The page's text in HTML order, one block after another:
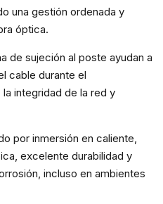
una gestión ordenada y
óptica.
de sujeción al poste ayudan a
cable durante el
integridad de la red y
por inmersión en caliente,
excelente durabilidad y
incluso en ambientes